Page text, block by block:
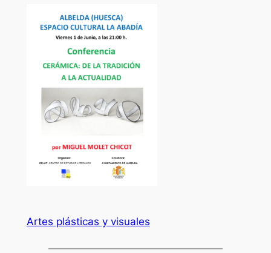
Artes plásticas y visuales